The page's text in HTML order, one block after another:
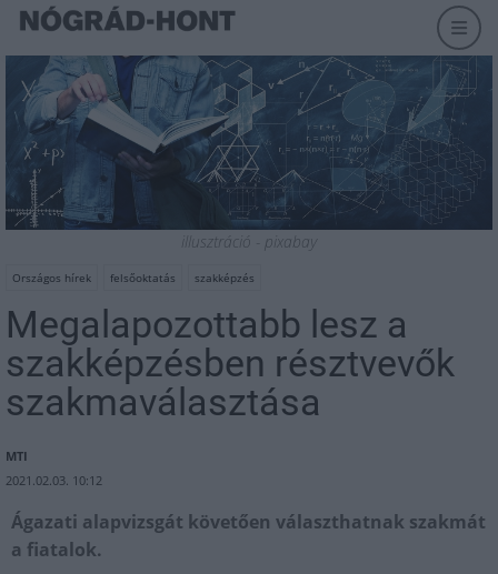
illusztráció - pixabay
Országos hírek felsőoktatás szakképzés
Megalapozottabb lesz a
szakképzésben résztvevők
szakmaválasztása
MTI
2021.02.03. 10:12
Ágazati alapvizsgát követően választhatnak szakmát
a fiatalok.